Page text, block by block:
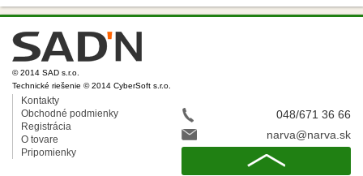
© 2014 SAD s.r.o.
Technické riešenie © 2014 CyberSoft s.r.o.
Kontakty
Obchodné podmienky
Registrácia
O tovare
Pripomienky
048/671 36 66
narva@narva.sk